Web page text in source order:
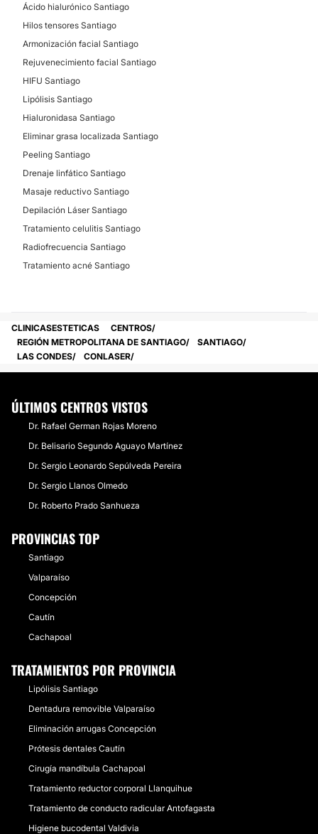
sucursal en el país chileno, concretamente en
Santiago.
Posibilidad de videoconsulta:
Financiación o facilidades de pago:
No
Ácido hialurónico Santiago
Hilos tensores Santiago
Armonización facial Santiago
Rejuvenecimiento facial Santiago
HIFU Santiago
Lipólisis Santiago
Hialuronidasa Santiago
Eliminar grasa localizada Santiago
Peeling Santiago
Drenaje linfático Santiago
Masaje reductivo Santiago
Depilación Láser Santiago
Tratamiento celulitis Santiago
Radiofrecuencia Santiago
Tratamiento acné Santiago
CLINICASESTETICAS
CENTROS
REGIÓN METROPOLITANA DE SANTIAGO
SANTIAGO
LAS CONDES
CONLASER
ÚLTIMOS CENTROS VISTOS
Dr. Rafael German Rojas Moreno
Dr. Belisario Segundo Aguayo Martínez
Dr. Sergio Leonardo Sepúlveda Pereira
Dr. Sergio Llanos Olmedo
Dr. Roberto Prado Sanhueza
PROVINCIAS TOP
Santiago
Valparaíso
Concepción
Cautín
Cachapoal
TRATAMIENTOS POR PROVINCIA
Lipólisis Santiago
Dentadura removible Valparaíso
Eliminación arrugas Concepción
Prótesis dentales Cautín
Cirugía mandíbula Cachapoal
Tratamiento reductor corporal Llanquihue
Tratamiento de conducto radicular Antofagasta
Higiene bucodental Valdivia